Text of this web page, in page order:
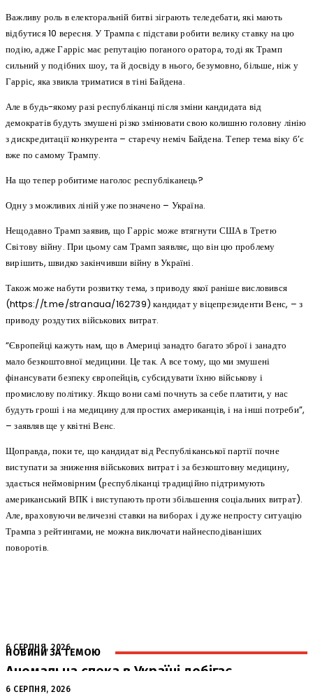
Важливу роль в електоральній битві зіграють теледебати, які мають
відбутися 10 вересня. У Трампа є підстави робити велику ставку на цю
подію, адже Гарріс має репутацію поганого оратора, тоді як Трамп
сильний у подібних шоу, та й досвіду в нього, безумовно, більше, ніж у
Гарріс, яка звикла триматися в тіні Байдена.
Але в будь-якому разі республіканці після зміни кандидата від
демократів будуть змушені різко змінювати свою колишню головну лінію
з дискредитації конкурента – старечу неміч Байдена. Тепер тема віку б’є
вже по самому Трампу.
На що тепер робитиме наголос республіканець?
Одну з можливих ліній уже позначено – Україна.
Нещодавно Трамп заявив, що Гарріс може втягнути США в Третю
Світову війну. При цьому сам Трамп заявляє, що він цю проблему
вирішить, швидко закінчивши війну в Україні.
Також може набути розвитку тема, з приводу якої раніше висловився
(https://t.me/stranaua/162739) кандидат у віцепрезиденти Венс, – з
приводу роздутих військових витрат.
“Європейці кажуть нам, що в Америці занадто багато зброї і занадто
мало безкоштовної медицини. Це так. А все тому, що ми змушені
фінансувати безпеку європейців, субсидувати їхню військову і
промислову політику. Якщо вони самі почнуть за себе платити, у нас
будуть гроші і на медицину для простих американців, і на інші потреби”,
– заявляв ще у квітні Венс.
Щоправда, поки те, що кандидат від Республіканської партії почне
виступати за зниження військових витрат і за безкоштовну медицину,
здається неймовірним (республіканці традиційно підтримують
американський ВПК і виступають проти збільшення соціальних витрат).
Але, враховуючи величезні ставки на виборах і дуже непросту ситуацію
Трампа з рейтингами, не можна виключати найнесподіваніших
поворотів.
НОВИНИ ЗА ТЕМОЮ
6 СЕРПНЯ, 2026
Аномальна спека в Україні добігає
кінця: очікується похолодання
6 СЕРПНЯ, 2026